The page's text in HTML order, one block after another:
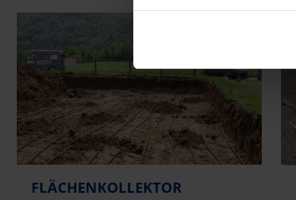
FLÄCHENKOLLEKTOR